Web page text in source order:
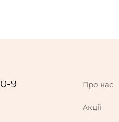
9 Про нас
Акції